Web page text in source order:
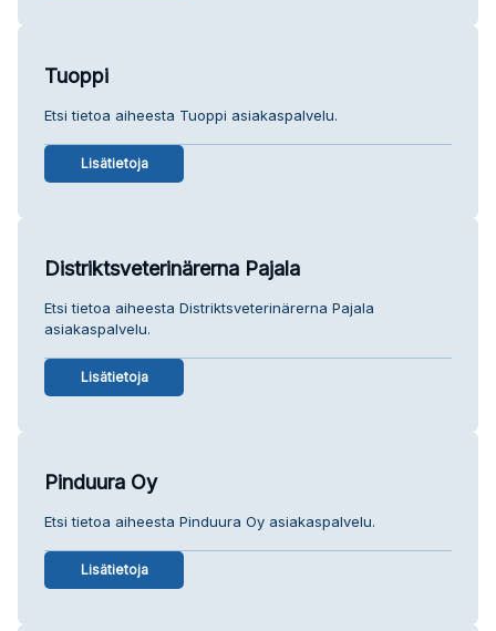
Tuoppi
Etsi tietoa aiheesta Tuoppi asiakaspalvelu.
Lisätietoja
Distriktsveterinärerna Pajala
Etsi tietoa aiheesta Distriktsveterinärerna Pajala
asiakaspalvelu.
Lisätietoja
Pinduura Oy
Etsi tietoa aiheesta Pinduura Oy asiakaspalvelu.
Lisätietoja